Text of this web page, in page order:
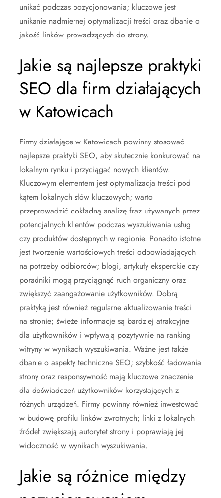
unikać podczas pozycjonowania; kluczowe jest
unikanie nadmiernej optymalizacji treści oraz dbanie o
jakość linków prowadzących do strony.
Jakie są najlepsze praktyki
SEO dla firm działających
w Katowicach
Firmy działające w Katowicach powinny stosować
najlepsze praktyki SEO, aby skutecznie konkurować na
lokalnym rynku i przyciągać nowych klientów.
Kluczowym elementem jest optymalizacja treści pod
kątem lokalnych słów kluczowych; warto
przeprowadzić dokładną analizę fraz używanych przez
potencjalnych klientów podczas wyszukiwania usług
czy produktów dostępnych w regionie. Ponadto istotne
jest tworzenie wartościowych treści odpowiadających
na potrzeby odbiorców; blogi, artykuły eksperckie czy
poradniki mogą przyciągnąć ruch organiczny oraz
zwiększyć zaangażowanie użytkowników. Dobrą
praktyką jest również regularne aktualizowanie treści
na stronie; świeże informacje są bardziej atrakcyjne
dla użytkowników i wpływają pozytywnie na ranking
witryny w wynikach wyszukiwania. Ważne jest także
dbanie o aspekty techniczne SEO; szybkość ładowania
strony oraz responsywność mają kluczowe znaczenie
dla doświadczeń użytkowników korzystających z
różnych urządzeń. Firmy powinny również inwestować
w budowę profilu linków zwrotnych; linki z lokalnych
źródeł zwiększają autorytet strony i poprawiają jej
widoczność w wynikach wyszukiwania.
Jakie są różnice między